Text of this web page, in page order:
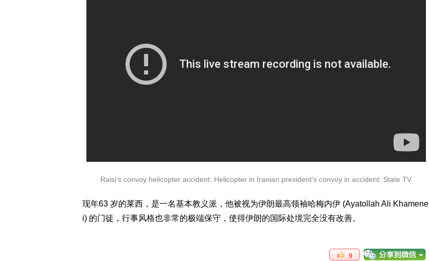
Raisi's convoy helicopter accident: Helicopter in Iranian president's convoy in accident: State TV
现年63 岁的莱西，是一名基本教义派，他被视为伊朗最高领袖哈梅内伊 (Ayatollah Ali Khamene
i) 的门徒，行事风格也非常的极端保守，使得伊朗的国际处境完全没有改善。
9